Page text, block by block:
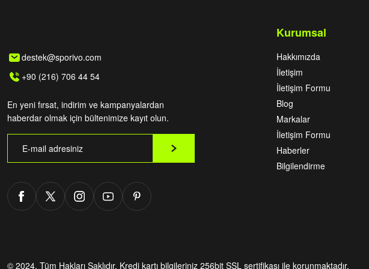
destek@sporivo.com
+90 (216) 706 44 54
En yeni fırsat, indirim ve kampanyalardan
haberdar olmak için bültenimize kayıt olun.
Kurumsal
Hakkımızda
İletişim
İletişim Formu
Blog
Markalar
İletişim Formu
Haberler
Bilgilendirme
© 2024. Tüm Hakları Saklıdır. Kredi kartı bilgileriniz 256bit SSL sertifikası ile korunmaktadır.